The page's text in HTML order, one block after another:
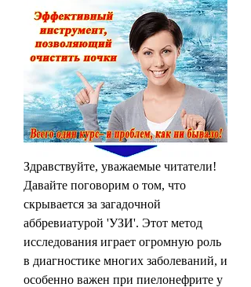
Здравствуйте, уважаемые читатели!
Давайте поговорим о том, что
скрывается за загадочной
аббревиатурой 'УЗИ'. Этот метод
исследования играет огромную роль
в диагностике многих заболеваний, и
особенно важен при пиелонефрите у